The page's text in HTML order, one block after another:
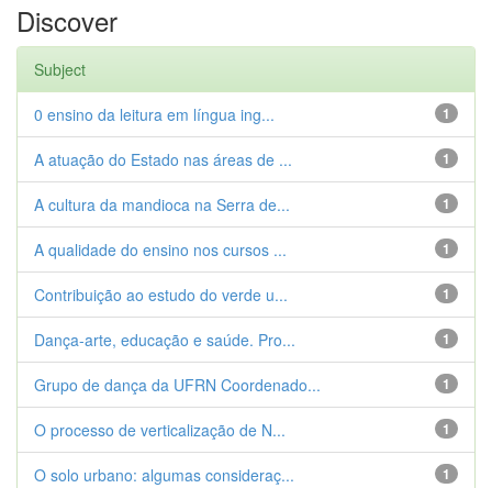
Discover
Subject
1
0 ensino da leitura em língua ing...
1
A atuação do Estado nas áreas de ...
1
A cultura da mandioca na Serra de...
1
A qualidade do ensino nos cursos ...
1
Contribuição ao estudo do verde u...
1
Dança-arte, educação e saúde. Pro...
1
Grupo de dança da UFRN Coordenado...
1
O processo de verticalização de N...
1
O solo urbano: algumas consideraç...